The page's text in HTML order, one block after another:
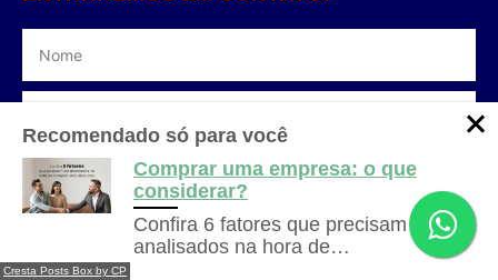
Li e concordo com aPolítica de Privacidade
Entre em
contato com nosso time!
Falar com especialista
Recomendado só para você
Comprar uma empresa: o que
considerar?
Confira 6 fatores que precisam ser
analisados na hora de…
Cresta Posts Box by CP